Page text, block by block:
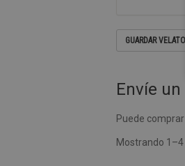
GUARDAR
Envíe
Puede
Mostrando